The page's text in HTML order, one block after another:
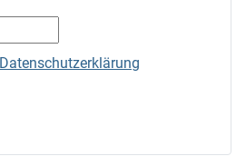
Datenschutzerklärung